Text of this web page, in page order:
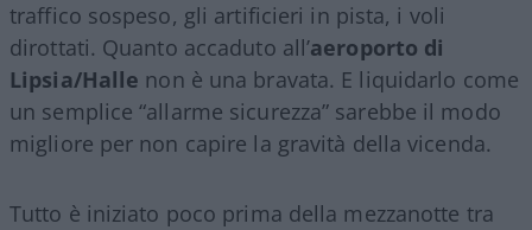
traffico sospeso, gli artificieri in pista, i voli
dirottati. Quanto accaduto all’aeroporto di
Lipsia/Halle non è una bravata. E liquidarlo come
un semplice “allarme sicurezza” sarebbe il modo
migliore per non capire la gravità della vicenda.
Tutto è iniziato poco prima della mezzanotte tra